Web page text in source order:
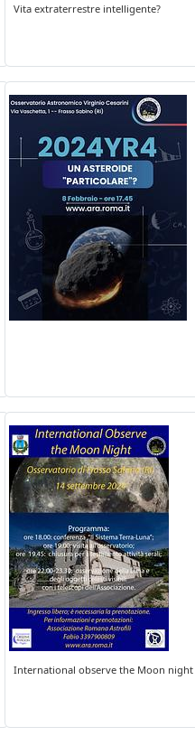
Vita extraterrestre intelligente?
International observe the Moon night